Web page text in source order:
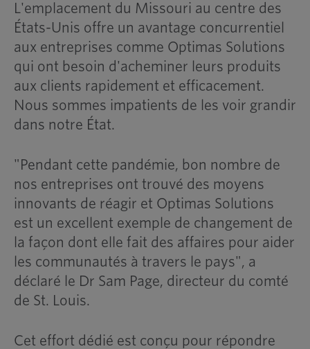
L'emplacement du Missouri au centre des
États-Unis offre un avantage concurrentiel
aux entreprises comme Optimas Solutions
qui ont besoin d'acheminer leurs produits
aux clients rapidement et efficacement.
Nous sommes impatients de les voir grandir
dans notre État.
"Pendant cette pandémie, bon nombre de
nos entreprises ont trouvé des moyens
innovants de réagir et Optimas Solutions
est un excellent exemple de changement de
la façon dont elle fait des affaires pour aider
les communautés à travers le pays", a
déclaré le Dr Sam Page, directeur du comté
de St. Louis.
Cet effort dédié est conçu pour répondre